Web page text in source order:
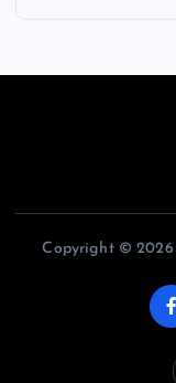
Copyright © 2026